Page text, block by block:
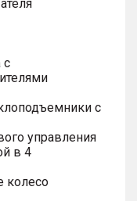
с
с
управления
в 4
колесо